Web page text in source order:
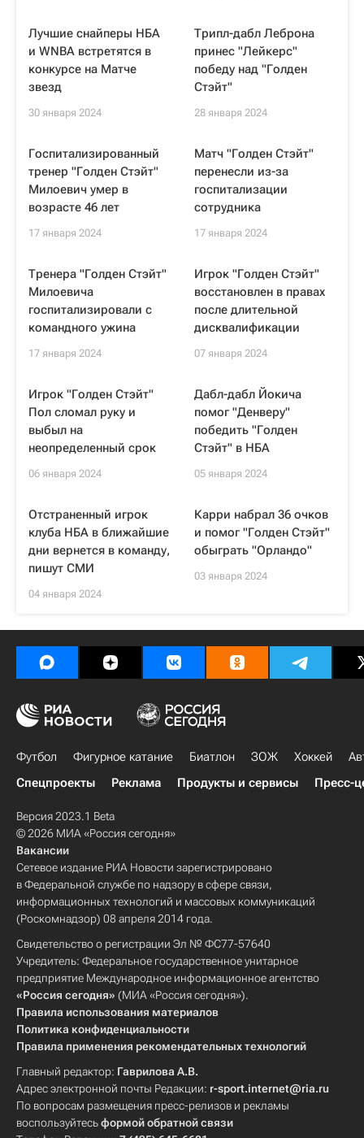
Лучшие снайперы НБА
и WNBA встретятся в
конкурсе на Матче
звезд
30 января 2024
Трипл-дабл Леброна
принес "Лейкерс"
победу над "Голден
Стэйт"
28 января 2024
Госпитализированный
тренер "Голден Стэйт"
Милоевич умер в
возрасте 46 лет
17 января 2024
Матч "Голден Стэйт"
перенесли из-за
госпитализации
сотрудника
17 января 2024
Тренера "Голден Стэйт"
Милоевича
госпитализировали с
командного ужина
17 января 2024
Игрок "Голден Стэйт"
восстановлен в правах
после длительной
дисквалификации
07 января 2024
Игрок "Голден Стэйт"
Пол сломал руку и
выбыл на
неопределенный срок
06 января 2024
Дабл-дабл Йокича
помог "Денверу"
победить "Голден
Стэйт" в НБА
05 января 2024
Отстраненный игрок
клуба НБА в ближайшие
дни вернется в команду,
пишут СМИ
04 января 2024
Карри набрал 36 очков
и помог "Голден Стэйт"
обыграть "Орландо"
03 января 2024
Футбол Фигурное катание Биатлон ЗОЖ Хоккей
Спецпроекты
Реклама Продукты и сервисы Пресс-
Версия 2023.1 Beta
© 2026 МИА «Россия сегодня»
Вакансии
Сетевое издание РИА Новости зарегистрировано
в Федеральной службе по надзору в сфере связи,
информационных технологий и массовых коммуникаций
(Роскомнадзор) 08 апреля 2014 года.
Свидетельство о регистрации Эл № ФС77-57640
Учредитель: Федеральное государственное унитарное
предприятие Международное информационное агентство
«Россия сегодня» (МИА «Россия сегодня»).
Правила использования материалов
Политика конфиденциальности
Правила применения рекомендательных технологий
Главный редактор: Гаврилова А.В.
Адрес электронной почты Редакции: r-sport.internet@ria.ru
По вопросам размещения пресс-релизов и рекламы
воспользуйтесьформой обратной связи